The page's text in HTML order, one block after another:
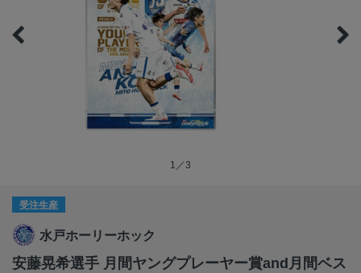
1／3
受注生産
水戸ホーリーホック
安藤晃希選手 月間ヤングプレーヤー賞and月間ベス